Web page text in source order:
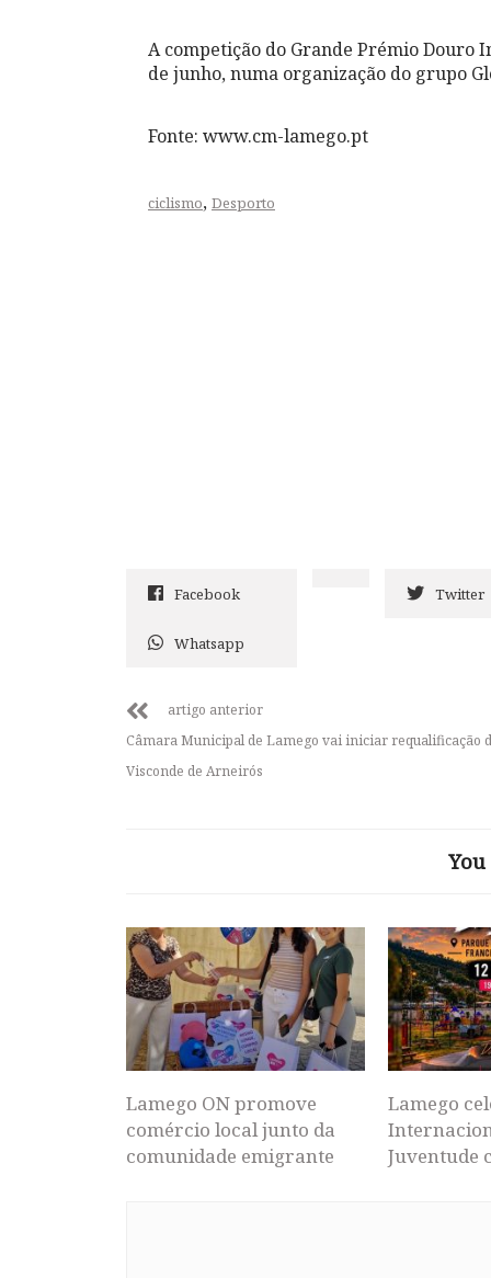
A competição do Grande Prémio Douro
de junho, numa organização do grupo
Fonte: www.cm-lamego.pt
ciclismo, Desporto
Facebook Twitter
Whatsapp
artigo anterior
Câmara Municipal de Lamego vai iniciar requalificação
Visconde de Arneirós
Lamego ON promove
comércio local junto da
comunidade emigrante
Lamego
Juventude